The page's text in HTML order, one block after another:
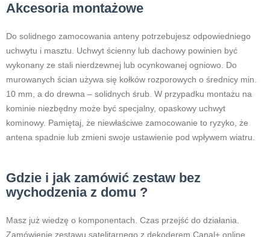
Akcesoria montażowe
Do solidnego zamocowania anteny potrzebujesz odpowiedniego
uchwytu i masztu. Uchwyt ścienny lub dachowy powinien być
wykonany ze stali nierdzewnej lub ocynkowanej ogniowo. Do
murowanych ścian używa się kołków rozporowych o średnicy min.
10 mm, a do drewna – solidnych śrub. W przypadku montażu na
kominie niezbędny może być specjalny, opaskowy uchwyt
kominowy. Pamiętaj, że niewłaściwe zamocowanie to ryzyko, że
antena spadnie lub zmieni swoje ustawienie pod wpływem wiatru.
Gdzie i jak zamówić zestaw bez
wychodzenia z domu ?
Masz już wiedzę o komponentach. Czas przejść do działania.
Zamówienie zestawu satelitarnego z dekoderem Canal+ online